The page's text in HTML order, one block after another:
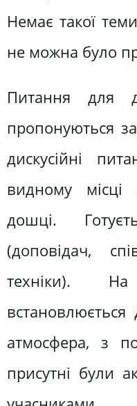
Немає такої
не можна було
Питання для
пропонуються
дискусійні
видному
дошці.
(доповідач,
техніки).
атмосфера, з
присутні були